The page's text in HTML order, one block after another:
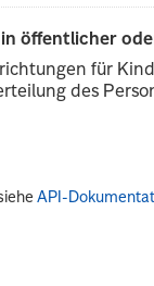
öffentlicher
für
des
API-